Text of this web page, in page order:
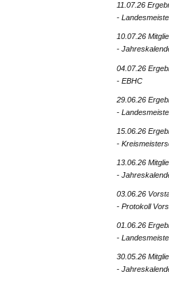
11.07.26
-
10.07.26
-
04.07.26
- EBHC
29.06.26
-
15.06.26
-
13.06.26
-
03.06.26
- Protokoll
01.06.26
-
30.05.26
-